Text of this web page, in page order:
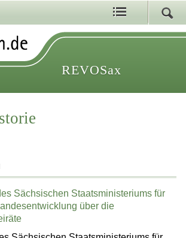
REVOSax
Sächsischen Staatsministeriums für
über die